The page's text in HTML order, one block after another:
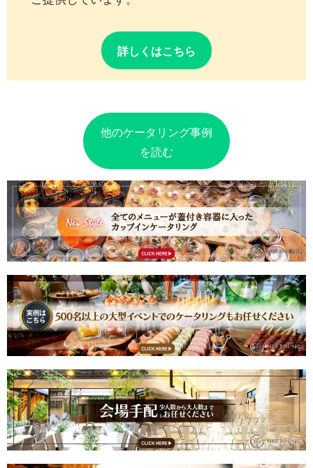
詳しくはこちら
他のケータリング事例
を読む